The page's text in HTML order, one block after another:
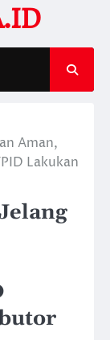
Aman,
Lakukan